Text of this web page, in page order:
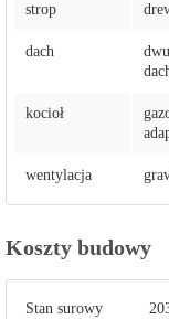
strop
dach
kocioł
wentylacja
Koszty budowy
Stan surowy